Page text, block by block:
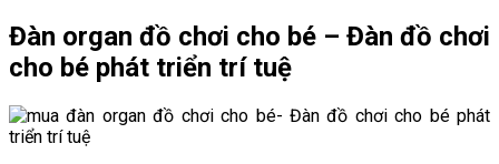
Đàn organ đồ chơi cho bé – Đàn đồ chơi
cho bé phát triển trí tuệ